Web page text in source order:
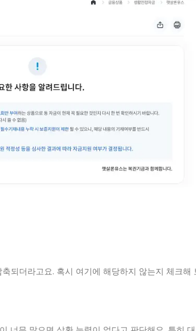
되더라고요. 혹시 여기에 해당하지 않는지 체크해